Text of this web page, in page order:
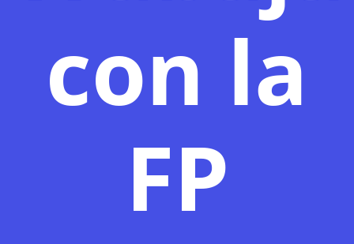
con la
FP